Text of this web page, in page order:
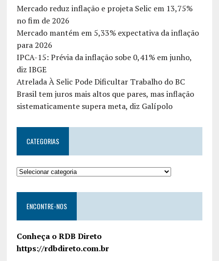
Mercado reduz inflação e projeta Selic em 13,75%
no fim de 2026
Mercado mantém em 5,33% expectativa da inflação
para 2026
IPCA-15: Prévia da inflação sobe 0,41% em junho,
diz IBGE
Atrelada À Selic Pode Dificultar Trabalho do BC
Brasil tem juros mais altos que pares, mas inflação
sistematicamente supera meta, diz Galípolo
CATEGORIAS
ENCONTRE-NOS
Conheça o RDB Direto
https://rdbdireto.com.br